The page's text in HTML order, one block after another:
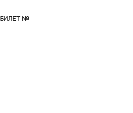
БИЛЕТ №